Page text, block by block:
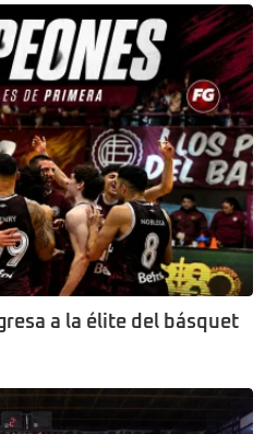
a la élite del básquet